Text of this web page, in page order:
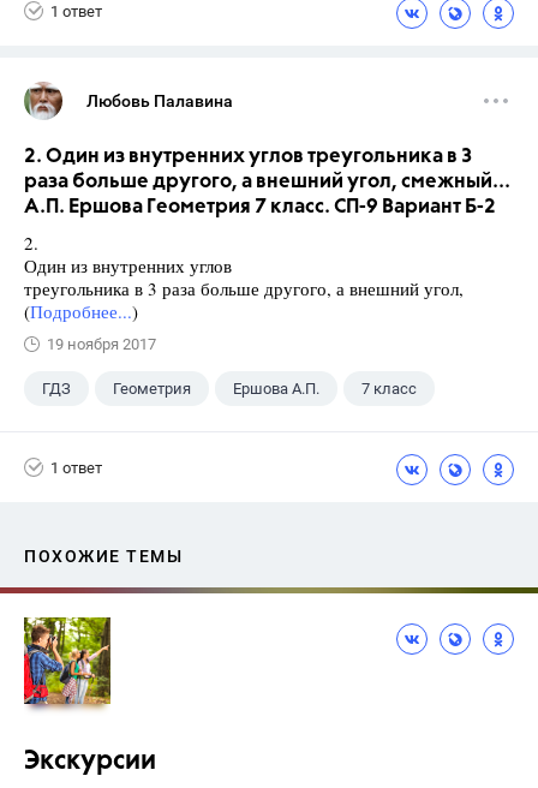
1 ответ
Любовь Палавина
2. Один из внутренних углов треугольника в 3
раза больше другого, а внешний угол, смежный...
А.П. Ершова Геометрия 7 класс. СП-9 Вариант Б-2
2.
Один из внутренних углов
треугольника в 3 раза больше другого, а внешний угол,
(Подробнее...)
19 ноября 2017
ГДЗ Геометрия Ершова А.П. 7 класс
1 ответ
ПОХОЖИЕ ТЕМЫ
Экскурсии